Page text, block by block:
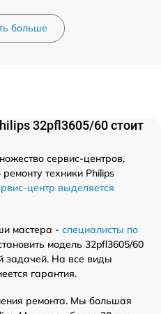
больше
32pfl3605/60 стоит
сервис-центров,
техники Philips
центр выделяется
мастера - специалисты по
модель 32pfl3605/60
задачей. На все виды
гарантия.
ремонта. Мы большая